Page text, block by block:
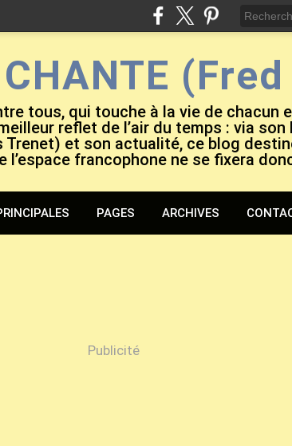
tous, qui touche à la vie de chacun
reflet de l’air du temps : via
Trenet) et son actualité, ce blog
l’espace francophone ne se fixera
PAGES ARCHIVES
Publicité